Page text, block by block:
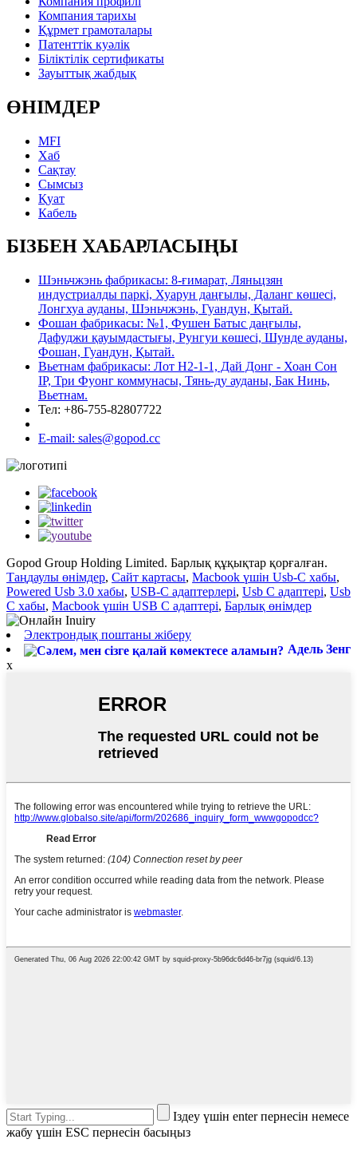
Компания тарихы
Құрмет грамоталары
Патенттік куәлік
Біліктілік сертификаты
Зауыттық жабдық
ӨНІМДЕР
MFI
Хаб
Сақтау
Сымсыз
Қуат
Кабель
БІЗБЕН ХАБАРЛАСЫҢЫ
Шэньчжэнь фабрикасы: 8-ғимарат, Ляньцзян
индустриалды паркі, Хуарун даңғылы, Даланг көшесі,
Лонгхуа ауданы, Шэньчжэнь, Гуандун, Қытай.
Фошан фабрикасы: №1, Фушен Батыс даңғылы,
Дафуджи қауымдастығы, Рунгуи көшесі, Шунде ауданы,
Фошан, Гуандун, Қытай.
Вьетнам фабрикасы: Лот Н2-1-1, Дай Донг - Хоан Сон
IP, Три Фуонг коммунасы, Тянь-ду ауданы, Бак Нинь,
Вьетнам.
Тел: +86-755-82807722
E-mail: sales@gopod.cc
Gopod Group Holding Limited. Барлық құқықтар қорғалған.
Таңдаулы өнімдер, Сайт картасы, Macbook үшін Usb-C хабы,
Powered Usb 3.0 хабы, USB-C адаптерлері, Usb C адаптері, Usb
C хабы, Macbook үшін USB C адаптері, Барлық өнімдер
Электрондық поштаны жіберу
Адель Зенг
x
Іздеу үшін enter пернесін немесе
жабу үшін ESC пернесін басыңыз